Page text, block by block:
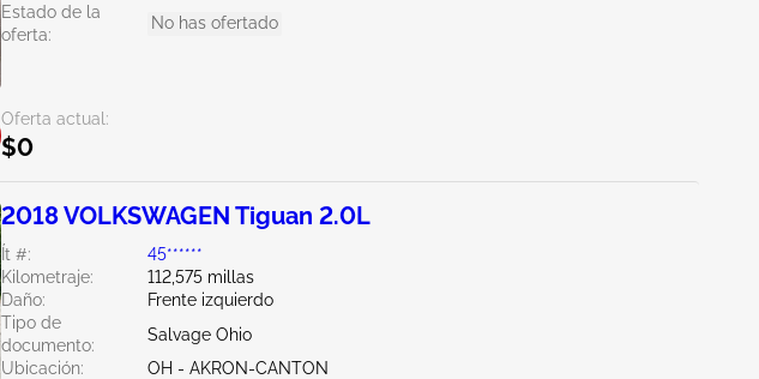
Estado de la
oferta:
No has ofertado
Oferta actual:
$0
2018 VOLKSWAGEN Tiguan 2.0L
Ít #:
45******
Kilometraje:
112,575 millas
Daño:
Frente izquierdo
Tipo de
documento:
Salvage Ohio
Ubicación:
OH - AKRON-CANTON